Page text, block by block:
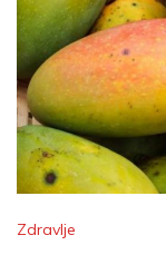
Zdravlje